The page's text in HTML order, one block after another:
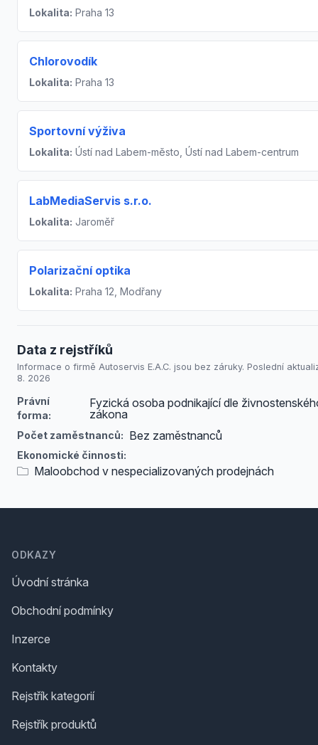
Lokalita: Praha 13
Chlorovodík
Lokalita: Praha 13
Sportovní výživa
Lokalita: Ústí nad Labem-město, Ústí nad Labem-centrum
LabMediaServis s.r.o.
Lokalita: Jaroměř
Polarizační optika
Lokalita: Praha 12, Modřany
Data z rejstříků
Informace o firmě Autoservis E.A.C. jsou bez záruky. Poslední
8. 2026
Právní
forma:
Fyzická osoba podnikající dle
zákona
Počet zaměstnanců: Bez zaměstnanců
Ekonomické činnosti:
Maloobchod v nespecializovaných prodejnách
ODKAZY
Úvodní stránka
Obchodní podmínky
Inzerce
Kontakty
Rejstřík kategorií
Rejstřík produktů